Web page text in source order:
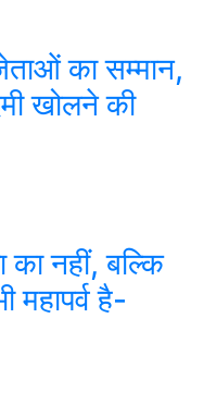
का सम्मान,
खोलने की
नहीं, बल्कि
है-